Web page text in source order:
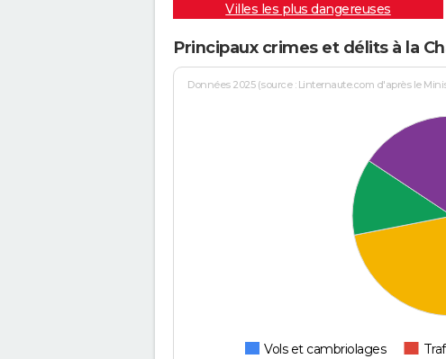
Villes les plus dangereuses
Principaux crimes et délits à la
Données 2025 (source : Linternaute.com d'après le
Vols et cambriolages